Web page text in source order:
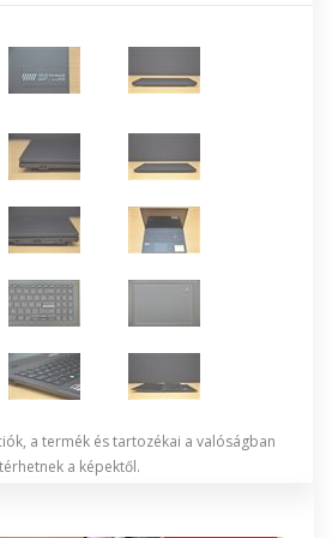
a termék és tartozékai a valóságban
a képektől.